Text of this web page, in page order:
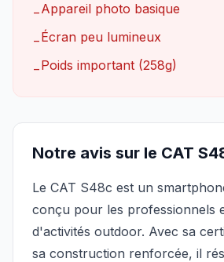
−Appareil photo basique
−Écran peu lumineux
−Poids important (258g)
Notre avis sur le CAT
Le CAT S48c est un
conçu pour les professionnels
d'activités outdoor. Avec sa
sa construction renforcée, il